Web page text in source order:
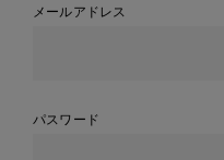
メールアドレス
パスワード